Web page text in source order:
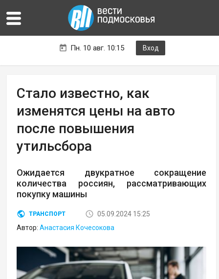
Пн. 10 авг. 10:15 Вход
Стало известно, как
изменятся цены на авто
после повышения
утильсбора
Ожидается двукратное сокращение
количества россиян, рассматривающих
покупку машины
ТРАНСПОРТ
05.09.2024 15:25
Автор:Анастасия Кочесокова